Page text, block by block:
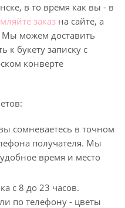
в то время как вы - в
заказ на сайте, а
Мы можем доставить
букету записку с
конверте
сомневаетесь в точном
получателя. Мы
время и место
с 8 до 23 часов.
по телефону - цветы